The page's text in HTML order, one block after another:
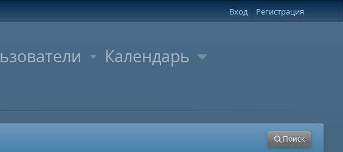
Вход Регистрация
Календарь
Поиск